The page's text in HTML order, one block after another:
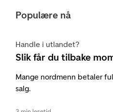
Populære nå
Handle i utlandet?
Slik får du tilbake
Mange nordmenn betaler
salg.